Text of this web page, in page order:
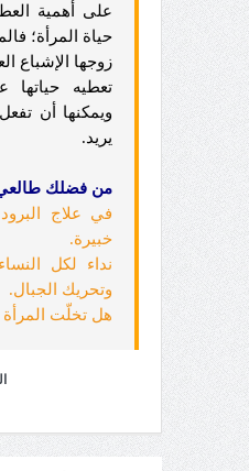
على أهمية
حياة المرأة؛
زوجها الإشباع
تعطيه
ويمكنها أن
يريد.
من فضلك طالعي
في علاج
خبيرة.
نداء لكل
وتحريك الجبال.
هل تخلّت